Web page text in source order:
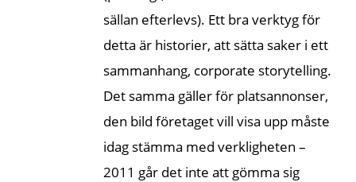
sällan efterlevs). Ett bra verktyg för
detta är historier, att sätta saker i ett
sammanhang, corporate storytelling.
Det samma gäller för platsannonser,
den bild företaget vill visa upp måste
idag stämma med verkligheten –
2011 går det inte att gömma sig